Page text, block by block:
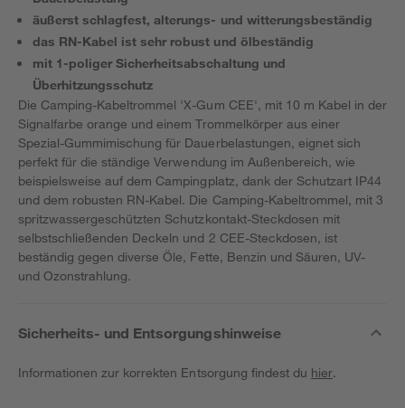
äußerst schlagfest, alterungs- und witterungsbeständig
das RN-Kabel ist sehr robust und ölbeständig
mit 1-poliger Sicherheitsabschaltung und
Überhitzungsschutz
Die Camping-Kabeltrommel 'X-Gum CEE', mit 10 m Kabel in der
Signalfarbe orange und einem Trommelkörper aus einer
Spezial-Gummimischung für Dauerbelastungen, eignet sich
perfekt für die ständige Verwendung im Außenbereich, wie
beispielsweise auf dem Campingplatz, dank der Schutzart IP44
und dem robusten RN-Kabel. Die Camping-Kabeltrommel, mit 3
spritzwassergeschützten Schutzkontakt-Steckdosen mit
selbstschließenden Deckeln und 2 CEE-Steckdosen, ist
beständig gegen diverse Öle, Fette, Benzin und Säuren, UV-
und Ozonstrahlung.
Sicherheits- und Entsorgungshinweise
Informationen zur korrekten Entsorgung findest du hier.